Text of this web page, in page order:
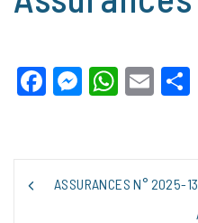
Facebook
Messenger
Email
NAVIGATION
DE
ASSURANCES N° 2025-